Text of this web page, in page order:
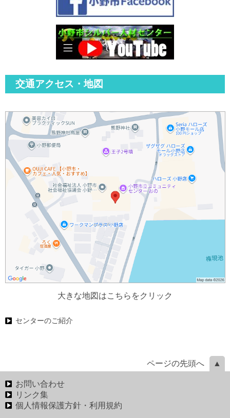
交通アクセス・地図
大きな地図はこちらをクリック
センターのご紹介
ページの先頭へ
お問い合わせ
リンク集
個人情報保護方針・利用規約